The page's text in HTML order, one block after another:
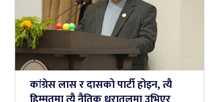
कांग्रेस लास र दासको पार्टी होइन, त्यै